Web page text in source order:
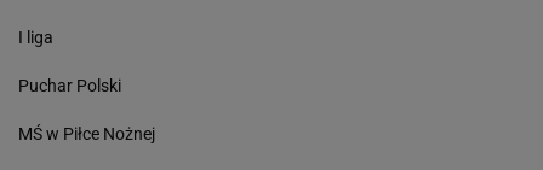
I liga
Puchar Polski
MŚ w Piłce Nożnej